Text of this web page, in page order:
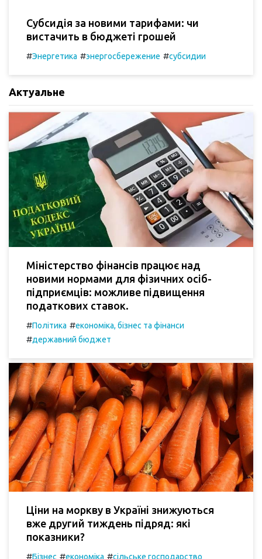
Субсидія за новими тарифами: чи
вистачить в бюджеті грошей
#Энергетика #энергосбережение #субсидии
Актуальне
Міністерство фінансів працює над
новими нормами для фізичних осіб-
підприємців: можливе підвищення
податкових ставок.
#Політика #економіка, бізнес та фінанси
#державний бюджет
Ціни на моркву в Україні знижуються
вже другий тиждень підряд: які
показники?
#Бізнес #економіка #сільське господарство